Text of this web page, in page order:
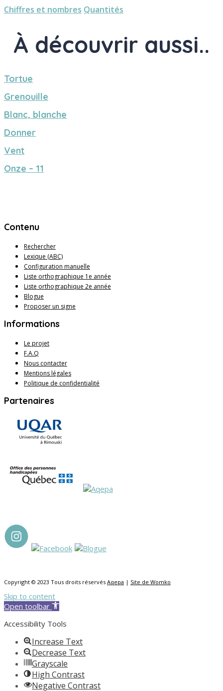
Chiffres et nombres Quantités
À découvrir aussi..
Tortue
Grenouille
Blanc, blanche
Donner
Vent
Onze – 11
Contenu
Rechercher
Lexique (ABC)
Configuration manuelle
Liste orthographique 1e année
Liste orthographique 2e année
Blogue
Proposer un signe
Informations
Le projet
F.A.Q
Nous contacter
Mentions légales
Politique de confidentialité
Partenaires
Copyright © 2023 Tous droits réservés Aqepa | Site de Womko
Skip to content
Open toolbar
Accessibility Tools
Increase Text
Decrease Text
Grayscale
High Contrast
Negative Contrast